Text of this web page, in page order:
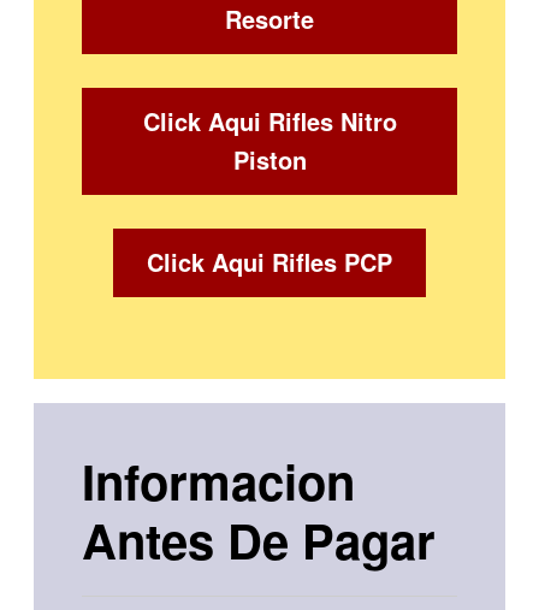
Resorte
Click Aqui Rifles Nitro
Piston
Click Aqui Rifles PCP
Informacion
Antes De Pagar